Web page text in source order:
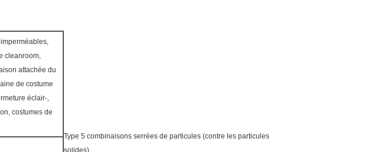
cleanroom,
attachée du
de costume
éclair-,
costumes de
Type 5 combinaisons serrées de particules (contre les particules
solides)